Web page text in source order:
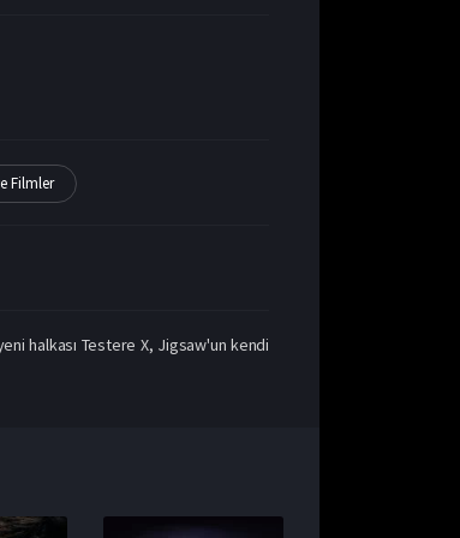
Filmler
halkası Testere X, Jigsaw'un kendi